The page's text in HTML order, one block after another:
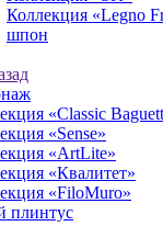
Коллекция «Legno
шпон
«Classic
«Sense»
«ArtLite»
«Квалитет»
«FiloMuro»
плинтус